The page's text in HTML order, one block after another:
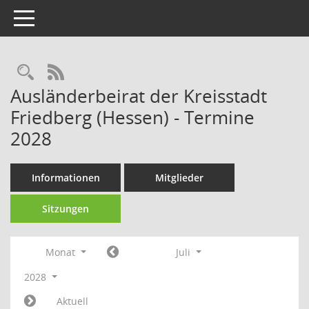
Toggle navigation
Rechercheauswahl
RSS-Feed
Ausländerbeirat der Kreisstadt
Friedberg (Hessen) - Termine
2028
Informationen Mitglieder
Sitzungen
Monat
Juli
2028
Aktuell